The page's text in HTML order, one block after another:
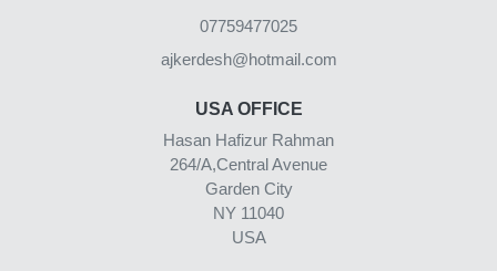
07759477025
ajkerdesh@hotmail.com
USA OFFICE
Hasan Hafizur Rahman
264/A,Central Avenue
Garden City
NY 11040
USA